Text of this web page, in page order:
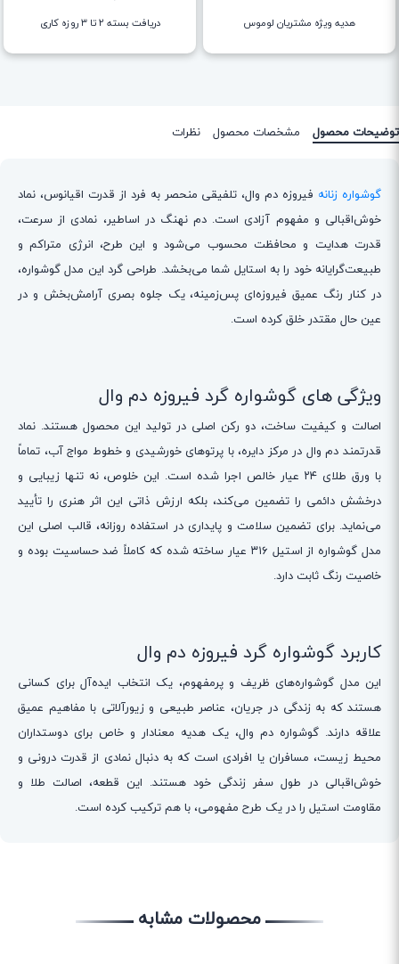
هدیه ویژه مشتریان لوموس دریافت بسته ۲ تا ۳ روزه کاری
توضیحات محصول مشخصات محصول نظرات
گوشواره زنانه فیروزه دم وال، تلفیقی منحصر به فرد از قدرت اقیانوس، نماد
خوش‌اقبالی و مفهوم آزادی است. دم نهنگ در اساطیر، نمادی از سرعت،
قدرت هدایت و محافظت محسوب می‌شود و این طرح، انرژی متراکم و
طبیعت‌گرایانه خود را به استایل شما می‌بخشد. طراحی گرد این مدل گوشواره،
در کنار رنگ عمیق فیروزه‌ای پس‌زمینه، یک جلوه بصری آرامش‌بخش و در
عین حال مقتدر خلق کرده است.
ویژگی های گوشواره گرد فیروزه دم وال
اصالت و کیفیت ساخت، دو رکن اصلی در تولید این محصول هستند. نماد
قدرتمند دم وال در مرکز دایره، با پرتوهای خورشیدی و خطوط مواج آب، تماماً
با ورق طلای ۲۴ عیار خالص اجرا شده است. این خلوص، نه تنها زیبایی و
درخشش دائمی را تضمین می‌کند، بلکه ارزش ذاتی این اثر هنری را تأیید
می‌نماید. برای تضمین سلامت و پایداری در استفاده روزانه، قالب اصلی این
مدل گوشواره از استیل ۳۱۶ عیار ساخته شده که کاملاً ضد حساسیت بوده و
خاصیت رنگ ثابت دارد.
کاربرد گوشواره گرد فیروزه دم وال
این مدل گوشواره‌های ظریف و پرمفهوم، یک انتخاب ایده‌آل برای کسانی
هستند که به زندگی در جریان، عناصر طبیعی و زیورآلاتی با مفاهیم عمیق
علاقه دارند. گوشواره دم وال، یک هدیه معنادار و خاص برای دوستداران
محیط زیست، مسافران یا افرادی است که به دنبال نمادی از قدرت درونی و
خوش‌اقبالی در طول سفر زندگی خود هستند. این قطعه، اصالت طلا و
مقاومت استیل را در یک طرح مفهومی، با هم ترکیب کرده است.
محصولات مشابه